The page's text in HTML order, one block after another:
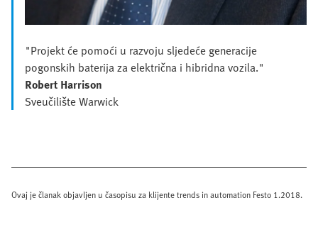
"Projekt će pomoći u razvoju sljedeće generacije
pogonskih baterija za električna i hibridna vozila."
Robert Harrison
Sveučilište Warwick
Ovaj je članak objavljen u časopisu za klijente trends in automation Festo 1.2018.